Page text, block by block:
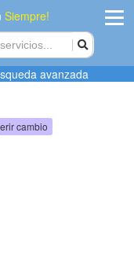
Siempre!
Agregar
avanzada
cambio